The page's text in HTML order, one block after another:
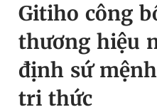
Chuyên mục
Chuyên mục khác
Chào ngày mới
Đổi mật khẩu
Tin đã lưu
Gitiho công
thương hiệu
định sứ
tri thức